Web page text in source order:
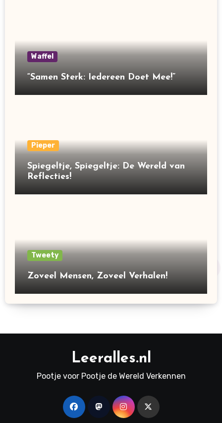
Waffel
“Samen Sterk: Iedereen Doet Mee!”
Pieper
Spiegeltje, Spiegeltje: De Wereld van
Reflecties!
Tweety
Zoveel Mensen, Zoveel Verhalen!
Leeralles.nl
Pootje voor Pootje de Wereld Verkennen